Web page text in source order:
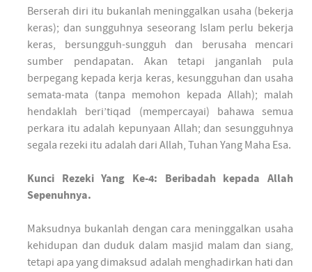
Berserah diri itu bukanlah meninggalkan usaha (bekerja
keras); dan sungguhnya seseorang Islam perlu bekerja
keras, bersungguh-sungguh dan berusaha mencari
sumber pendapatan. Akan tetapi janganlah pula
berpegang kepada kerja keras, kesungguhan dan usaha
semata-mata (tanpa memohon kepada Allah); malah
hendaklah beri’tiqad (mempercayai) bahawa semua
perkara itu adalah kepunyaan Allah; dan sesungguhnya
segala rezeki itu adalah dari Allah, Tuhan Yang Maha Esa.
Kunci Rezeki Yang Ke-4: Beribadah kepada Allah
Sepenuhnya.
Maksudnya bukanlah dengan cara meninggalkan usaha
kehidupan dan duduk dalam masjid malam dan siang,
tetapi apa yang dimaksud adalah menghadirkan hati dan